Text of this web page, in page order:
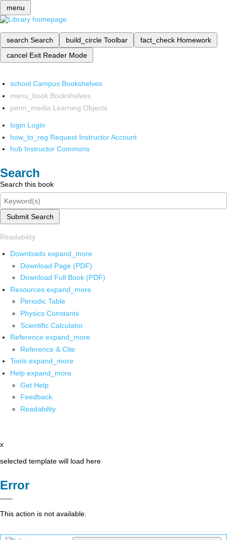
menu
search Search build_circle Toolbar fact_check Homework
cancel Exit Reader Mode
school Campus Bookshelves
menu_book Bookshelves
perm_media Learning Objects
login Login
how_to_reg Request Instructor Account
hub Instructor Commons
Search
Search this book
Submit Search
Readability
Downloads expand_more
Download Page (PDF)
Download Full Book (PDF)
Resources expand_more
Periodic Table
Physics Constants
Scientific Calculator
Reference expand_more
Reference & Cite
Tools expand_more
Help expand_more
Get Help
Feedback
Readability
x
selected template will load here
Error
This action is not available.